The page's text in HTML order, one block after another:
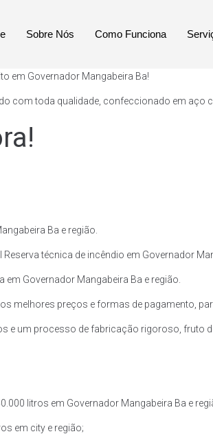
Sobre Nós Como Funciona
em Governador Mangabeira Ba!
com toda qualidade, confeccionado em aço
Ba e região.
técnica de incêndio em Governador
Governador Mangabeira Ba e região.
preços e formas de pagamento,
um processo de fabricação rigoroso, fruto
litros em Governador Mangabeira Ba e
em city e região;